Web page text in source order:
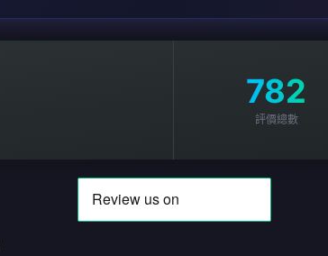
782
評價總數